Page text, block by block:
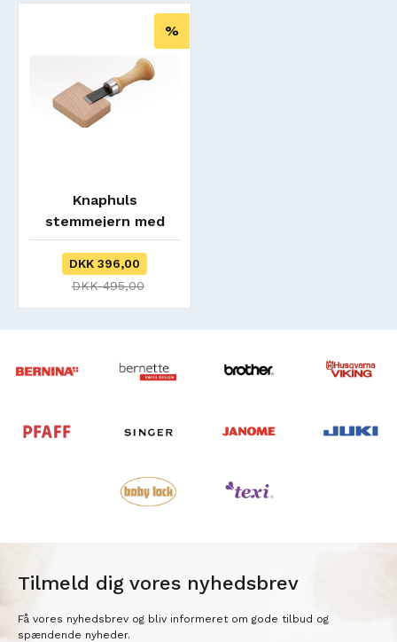
%
Knaphuls
stemmejern med
træblok
DKK 396,00
DKK 495,00
Tilmeld dig vores nyhedsbrev
Få vores nyhedsbrev og bliv informeret om gode tilbud og
spændende nyheder.